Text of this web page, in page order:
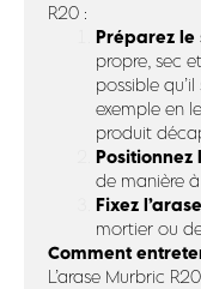
R20 :
Préparez le
propre, sec
possible
exemple en
produit
Positionnez
de manière
Fixez
mortier ou
Comment
L’arase Murbric